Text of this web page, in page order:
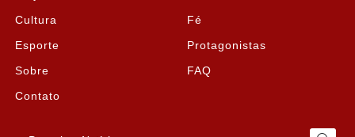
Cultura Fé
Esporte Protagonistas
Sobre FAQ
Contato